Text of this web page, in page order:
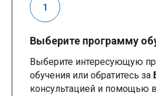
Выберите программу
Выберите интересующую
обучения или обратитесь за
консультацией и помощью